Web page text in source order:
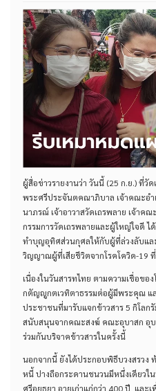
ผู้สื่อข่าวรายงานว่า วันนี้ (25 ก.ย.) ที่
พระศรีประจันตคณาภิบาล เจ้าคณะอ
นาภรณ์ เจ้าอาวาสวัดเถรพลาย เจ้า
กรรมการวัดเถรพลายและผู้ใหญ่ใจดี
ทำบุญอุทิศส่วนกุศลให้กับผู้ที่ล่วงลับแล
วิญญาณผู้ที่เสียชีวิตจากโรคโควิด-19
เนื่องในวันสารทไทย ตามความเชื่อขอ
กตัญญูกตเวทิตาธรรมต่อผู้มีพระคุณ แ
ประชาชนที่มารับแจกข้าวสาร 5 กิโลก
สนับสนุนจากคณะสงฆ์ คณะอุบาสก อุ
ร่วมกันบริจาคข้าวสารในครั้งนี้
นอกจากนี้ ยังได้ประกอบพิธีบวงสรวง
หนี้ ปางถือกระดานชนวนมีหนึ่งเดียวใ
ศรีอยุธยา อายุเก่าแก่กว่า 400 ปี แล